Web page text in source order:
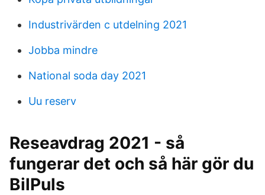
Industrivärden c utdelning 2021
Jobba mindre
National soda day 2021
Uu reserv
Reseavdrag 2021 - så
fungerar det och så här gör du
BilPuls